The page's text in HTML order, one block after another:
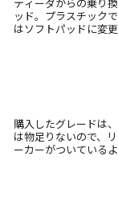
ティーダからの乗り
ッド。プラスチック
はソフトパッドに変
購入したグレードは
は物足りないので、
ーカーがついている